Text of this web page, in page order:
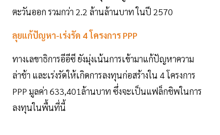
ตะวันออก รวมกว่า 2.2 ล้านล้านบาท ในปี 2570
ลุยแก้ปัญหา-เร่งรัด 4 โครงการ PPP
ทางเลขาธิการอีอีซี ยังมุ่งเน้นการเข้ามาแก้ปัญหาความ
ล่าช้า และเร่งรัดให้เกิดการลงทุนก่อสร้างใน 4 โครงการ
PPP มูลค่า 633,401ล้านบาท ซึ่งจะเป็นแฟล็กชิพในการ
ลงทุนในพื้นที่นี้